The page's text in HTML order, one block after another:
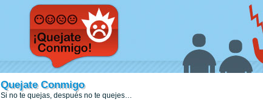
Quejate Conmigo
Si no te quejas, después no te quejes…